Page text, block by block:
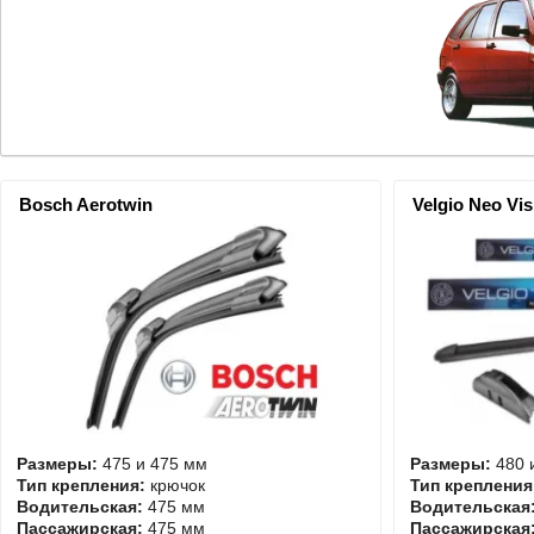
Bosch Aerotwin
Размеры: 475 и 475 мм
Тип крепления: крючок
Водительская: 475 мм
Пассажирская: 475 мм
Velgio Neo
Размеры: 480
Тип